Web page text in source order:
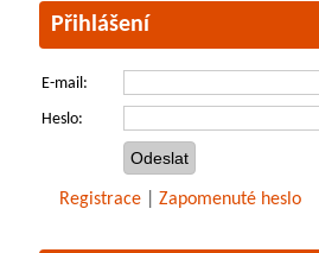
Přihlášení
E-mail:
Heslo:
Registrace Zapomenuté heslo